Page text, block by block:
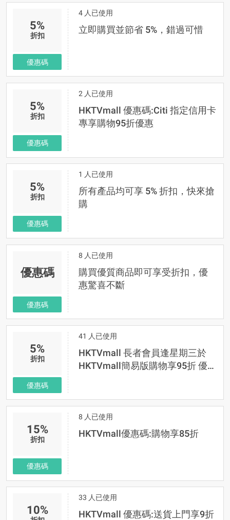
5%
折扣
優惠碼
4 人已使用
立即購買並節省 5%，錯過可惜
5%
折扣
優惠碼
2 人已使用
HKTVmall 優惠碼:Citi 指定信用卡
專享購物95折優惠
5%
折扣
優惠碼
1 人已使用
所有產品均可享 5% 折扣，快來搶
購
優惠碼
優惠碼
8 人已使用
購買優質商品即可享受折扣，優
惠驚喜不斷
5%
折扣
優惠碼
41 人已使用
HKTVmall 長者會員逢星期三於
HKTVmall簡易版購物享95折 優惠
15%
折扣
優惠碼
8 人已使用
HKTVmall優惠碼:購物享85折
10%
33 人已使用
HKTVmall 優惠碼:送貨上門享9折